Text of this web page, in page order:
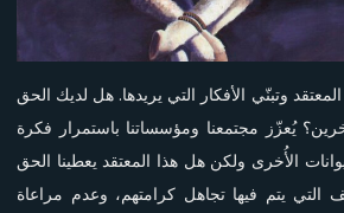
وتبنّي الأفكار التي يريدها. هل لديك الحق
يُعزّز مجتمعنا ومؤسساتنا باستمرار فكرة
الأُخرى ولكن هل هذا المعتقد يعطينا الحق
التي يتم فيها تجاهل كرامتهم، وعدم مراعاة